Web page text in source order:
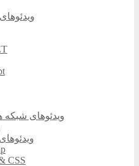
ویدئوهای شبکه
CSS